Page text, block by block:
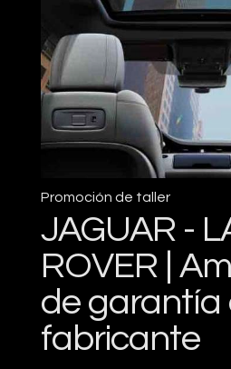
Promoción de taller
JAGUAR -
ROVER |
de garantía
fabricante